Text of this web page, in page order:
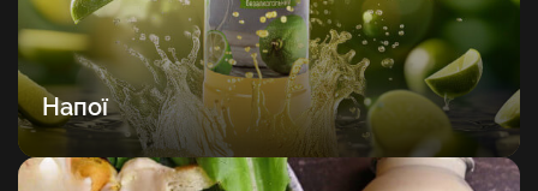
Напої